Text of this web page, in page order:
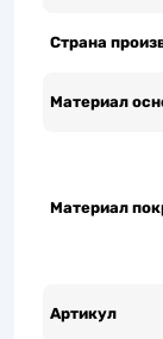
Страна
Материал
Материал
Артикул